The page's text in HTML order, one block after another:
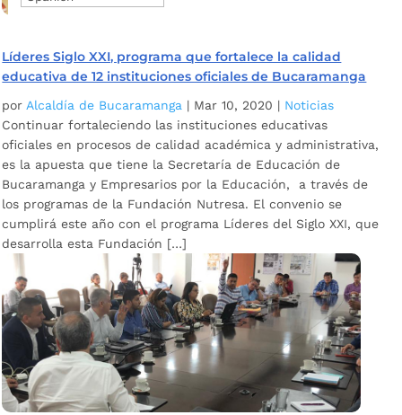
Líderes Siglo XXI, programa que fortalece la calidad
educativa de 12 instituciones oficiales de Bucaramanga
por Alcaldía de Bucaramanga | Mar 10, 2020 | Noticias
Continuar fortaleciendo las instituciones educativas
oficiales en procesos de calidad académica y administrativa,
es la apuesta que tiene la Secretaría de Educación de
Bucaramanga y Empresarios por la Educación, a través de
los programas de la Fundación Nutresa. El convenio se
cumplirá este año con el programa Líderes del Siglo XXI, que
desarrolla esta Fundación […]